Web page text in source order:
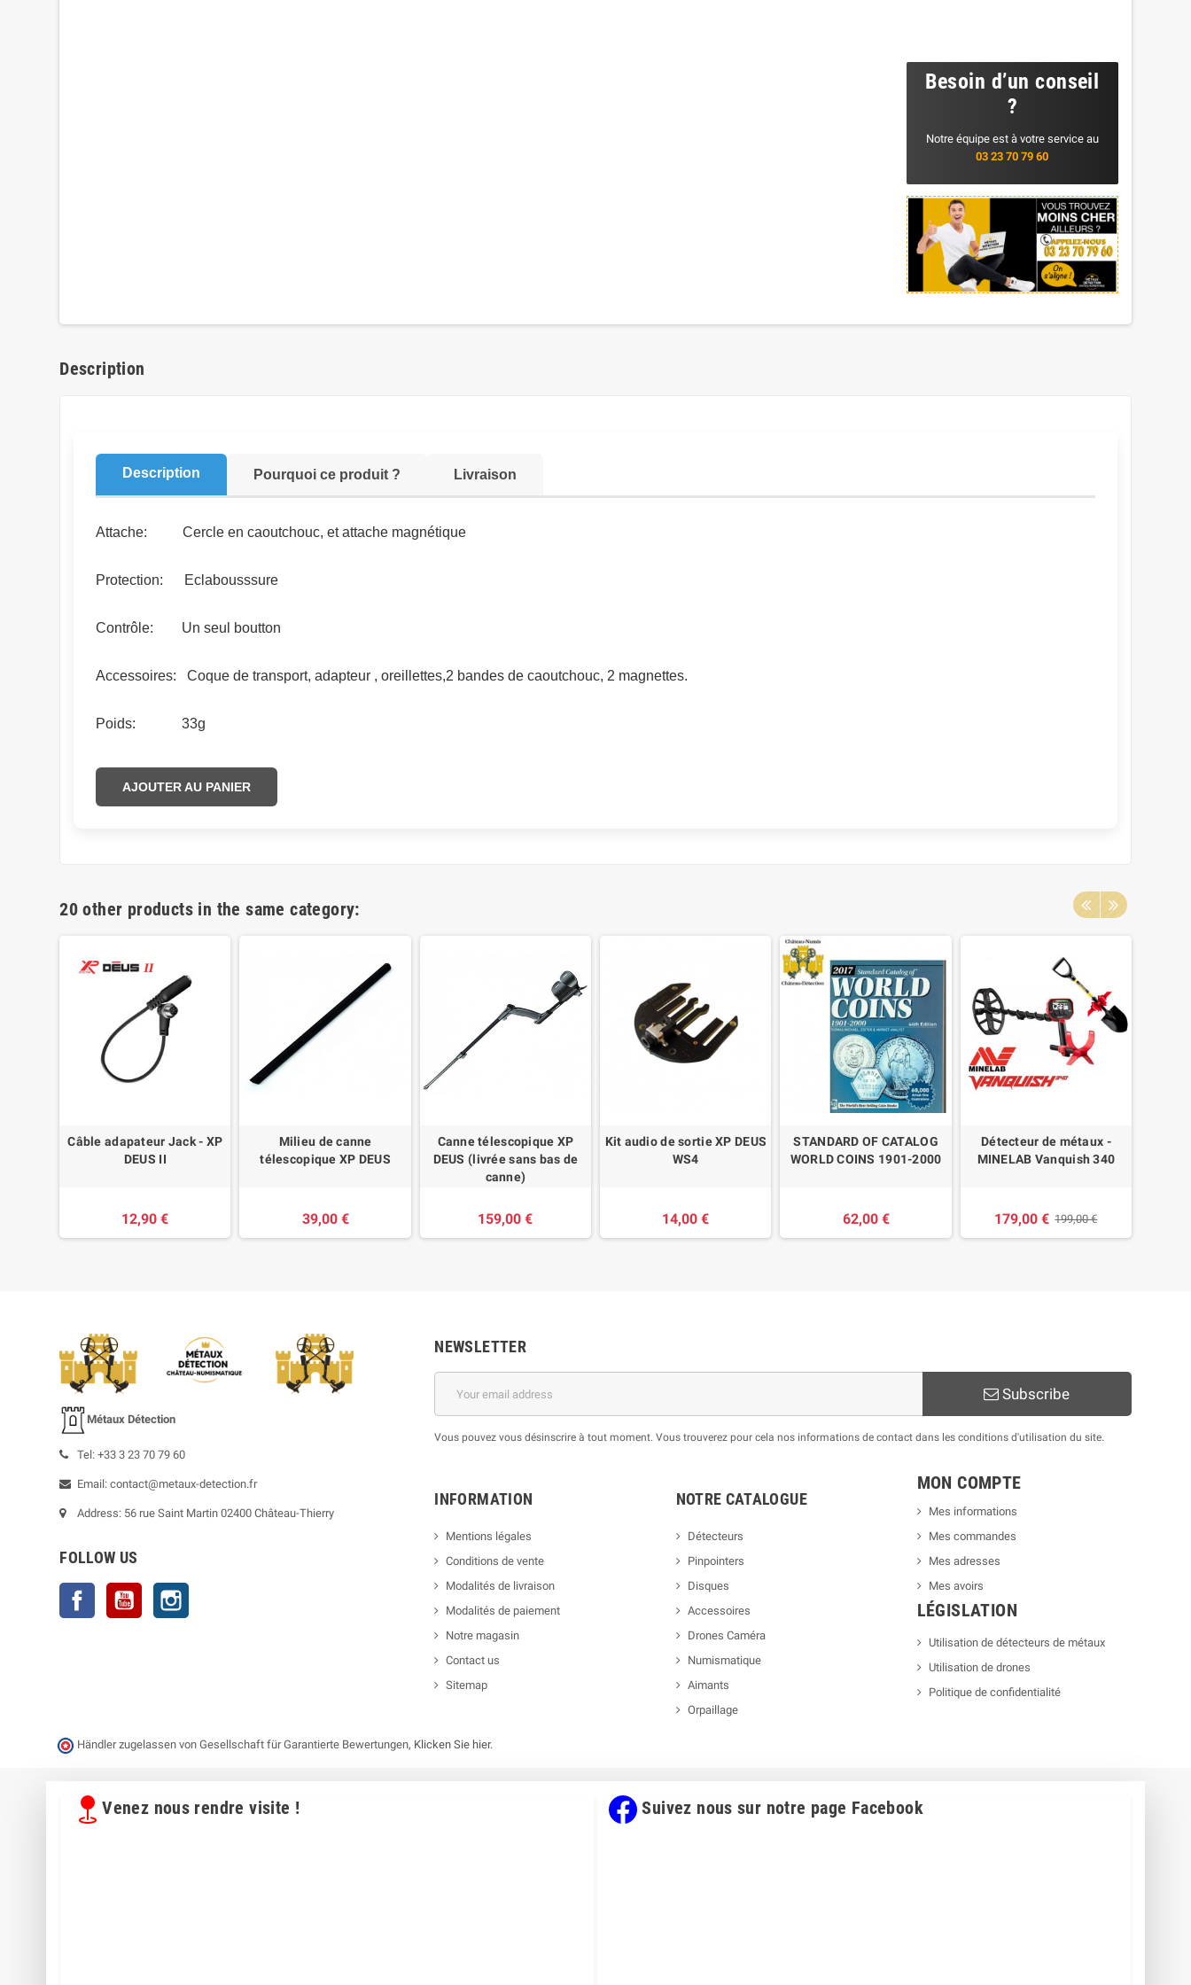
Besoin d’un conseil
?
Notre équipe est à votre service au
03 23 70 79 60
Description
Description Pourquoi ce produit ? Livraison
Attache: Cercle en caoutchouc, et attache magnétique
Protection: Eclabousssure
Contrôle: Un seul boutton
Accessoires: Coque de transport, adapteur , oreillettes,2 bandes de caoutchouc, 2 magnettes.
Poids: 33g
AJOUTER AU PANIER
20 other products in the same category:
Câble adapateur Jack - XP
DEUS II
12,90 €
Milieu de canne
télescopique XP DEUS
39,00 €
Canne télescopique XP
DEUS (livrée sans bas de
canne)
159,00 €
Kit audio de sortie XP DEUS
WS4
14,00 €
STANDARD OF CATALOG
WORLD COINS 1901-2000
62,00 €
Détecteur de métaux -
MINELAB Vanquish 340
179,00 € 199,00 €
Métaux Détection
Tel: +33 3 23 70 79 60
Email: contact@metaux-detection.fr
Address: 56 rue Saint Martin 02400 Château-Thierry
FOLLOW US
Facebook YouTube
NEWSLETTER
Subscribe
Vous pouvez vous désinscrire à tout moment. Vous trouverez pour cela nos informations de contact dans les conditions d'utilisation du site.
INFORMATION
Mentions légales
Conditions de vente
Modalités de livraison
Modalités de paiement
Notre magasin
Contact us
Sitemap
NOTRE CATALOGUE
Détecteurs
Pinpointers
Disques
Accessoires
Drones Caméra
Numismatique
Aimants
Orpaillage
MON COMPTE
Mes informations
Mes commandes
Mes adresses
Mes avoirs
LÉGISLATION
Utilisation de détecteurs de métaux
Utilisation de drones
Politique de confidentialité
Händler zugelassen von Gesellschaft für Garantierte Bewertungen, Klicken Sie hier.
Venez nous rendre visite ! Suivez nous sur notre page Facebook